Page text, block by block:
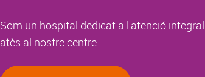
Som un hospital dedicat a l'atenció
atès al nostre centre.